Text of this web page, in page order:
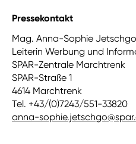
Pressekontakt
Mag. Anna-Sophie Jetschgo
Leiterin Werbung und
SPAR-Zentrale Marchtrenk
SPAR-Straße 1
4614 Marchtrenk
Tel. +43/(0)7243/551-33820
anna-